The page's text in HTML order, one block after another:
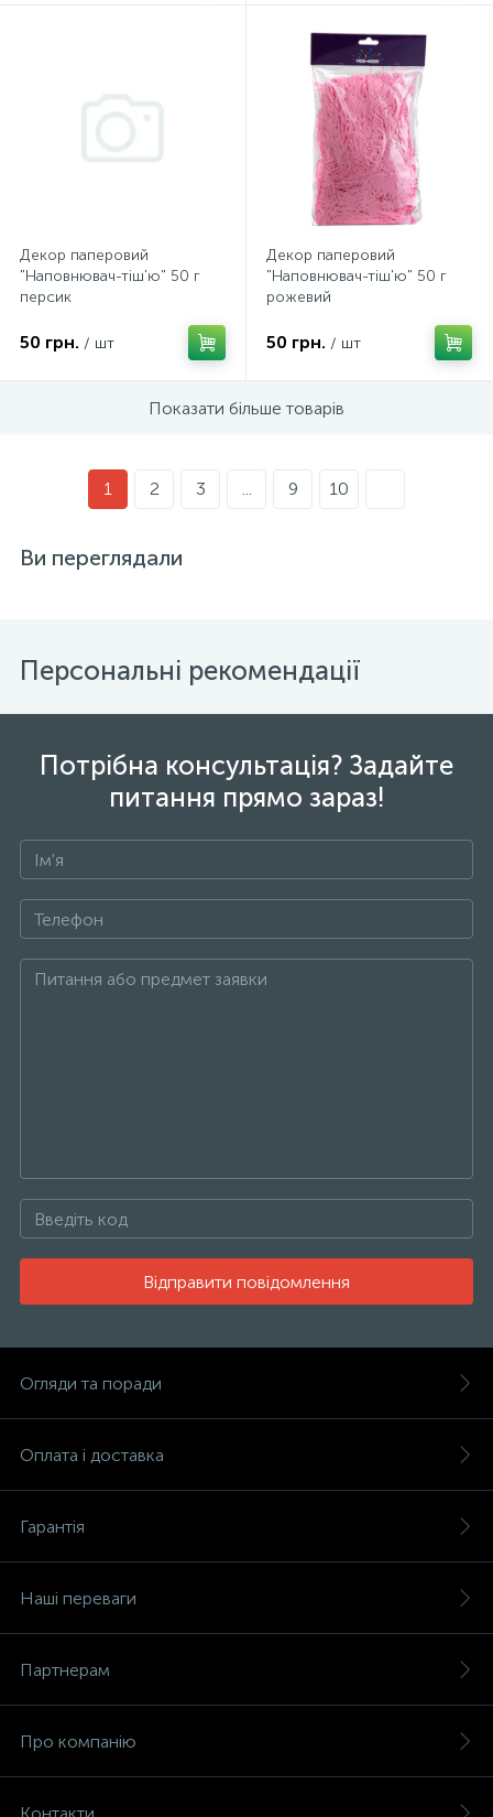
Декор паперовий
"Наповнювач-тіш'ю" 50 г
персик
50 грн. / шт
Декор паперовий
"Наповнювач-тіш'ю" 50 г
рожевий
50 грн. / шт
Показати більше товарів
1 2 3 ... 9 10
Ви переглядали
Персональні рекомендації
Потрібна консультація? Задайте
питання прямо зараз!
Відправити повідомлення
Огляди та поради
Оплата і доставка
Гарантія
Наші переваги
Партнерам
Про компанію